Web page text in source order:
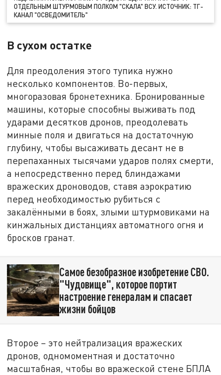
ОТДЕЛЬНЫМ ШТУРМОВЫМ ПОЛКОМ "СКАЛА" ВСУ. ИСТОЧНИК: ТГ-
КАНАЛ "ОСВЕДОМИТЕЛЬ"
В сухом остатке
Для преодоления этого тупика нужно
несколько компонентов. Во-первых,
многоразовая бронетехника. Бронированные
машины, которые способны выживать под
ударами десятков дронов, преодолевать
минные поля и двигаться на достаточную
глубину, чтобы высаживать десант не в
перепаханных тысячами ударов полях смерти,
а непосредственно перед блиндажами
вражеских дроноводов, ставя аэрократию
перед необходимостью рубиться с
закалёнными в боях, злыми штурмовиками на
кинжальных дистанциях автоматного огня и
бросков гранат.
Самое безобразное изобретение СВО.
"Чудовище", которое портит
настроение генералам и спасает
жизни бойцов
Второе – это нейтрализация вражеских
дронов, одномоментная и достаточно
масштабная, чтобы во вражеской стене БПЛА